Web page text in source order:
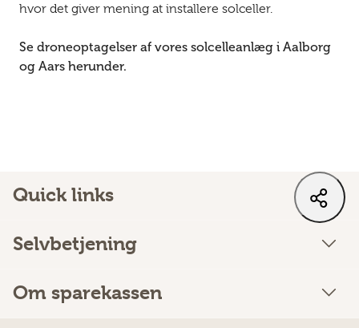
hvor det giver mening at installere solceller.
Se droneoptagelser af vores solcelleanlæg i Aalborg
og Aars herunder.
Quick links
Selvbetjening
Om sparekassen